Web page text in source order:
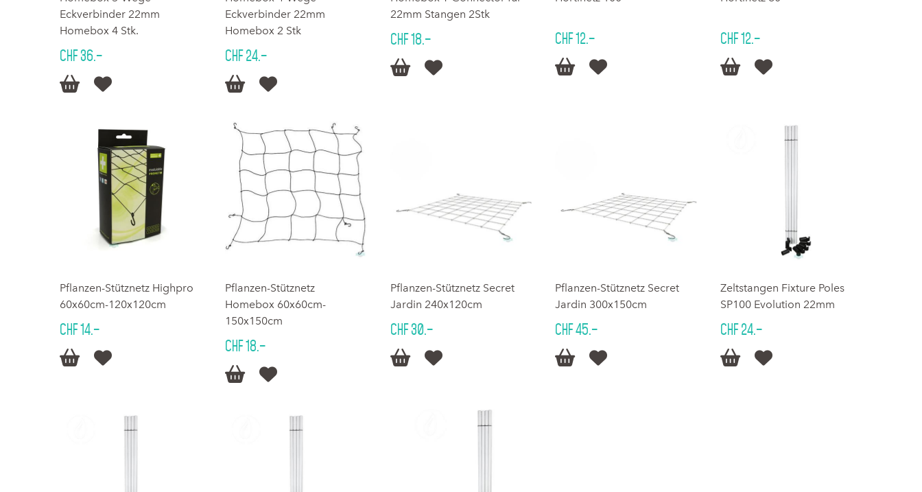
Eckverbinder 22mm
Homebox 4 Stk.
CHF 36.–
 
Eckverbinder 22mm
Homebox 2 Stk
CHF 24.–
 
22mm Stangen 2Stk
CHF 18.–
 
CHF 12.–
 
CHF 12.–
 
Pflanzen-Stütznetz Highpro
60x60cm-120x120cm
CHF 14.–
 
Pflanzen-Stütznetz
Homebox 60x60cm-
150x150cm
CHF 18.–
 
Pflanzen-Stütznetz Secret
Jardin 240x120cm
CHF 30.–
 
Pflanzen-Stütznetz Secret
Jardin 300x150cm
CHF 45.–
 
Zeltstangen Fixture Poles
SP100 Evolution 22mm
CHF 24.–
 